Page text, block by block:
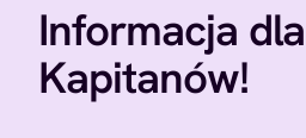
Informacja dla
Kapitanów!